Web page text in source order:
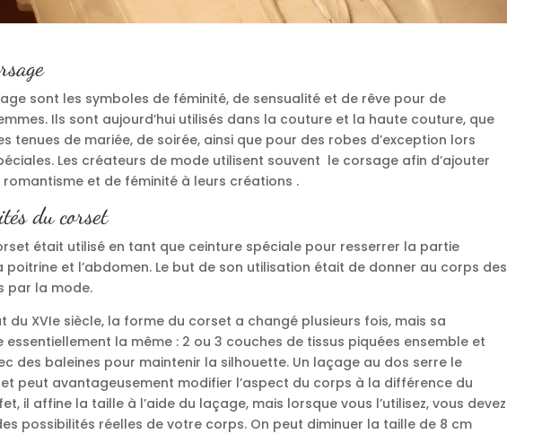
sont les symboles de féminité, de sensualité et de rêve pour de
Ils sont aujourd’hui utilisés dans la couture et la haute couture, que
tenues de mariée, de soirée, ainsi que pour des robes d’exception lors
Les créateurs de mode utilisent souvent le corsage afin d’ajouter
et de féminité à leurs créations .
du corset
était utilisé en tant que ceinture spéciale pour resserrer la partie
poitrine et l’abdomen. Le but de son utilisation était de donner au corps des
par la mode.
du XVIe siècle, la forme du corset a changé plusieurs fois, mais sa
la même : 2 ou 3 couches de tissus piquées ensemble et
des baleines pour maintenir la silhouette. Un laçage au dos serre le
peut avantageusement modifier l’aspect du corps à la différence du
il affine la taille à l’aide du laçage, mais lorsque vous l’utilisez, vous devez
possibilités réelles de votre corps. On peut diminuer la taille de 8 cm